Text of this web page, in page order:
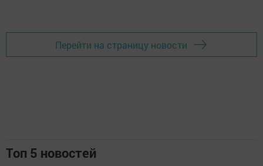
Перейти на страницу новости
Топ 5 новостей